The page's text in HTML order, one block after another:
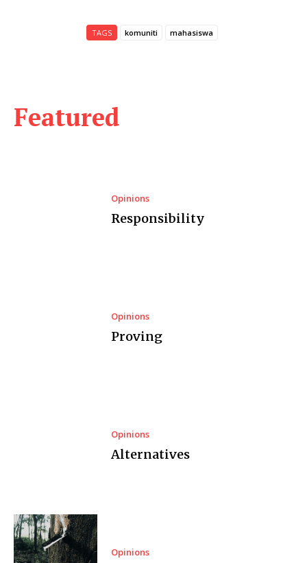
Featured
Opinions
Responsibility
Opinions
Proving
Opinions
Alternatives
Opinions
TAGS komuniti mahasiswa